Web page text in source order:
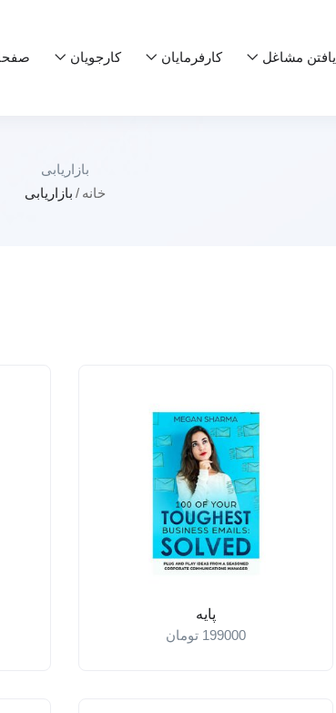
یافتن مشاغل کارفرمایان کارجویان
بازاریابی
خانه
بازاریابی
پایه
199000 تومان